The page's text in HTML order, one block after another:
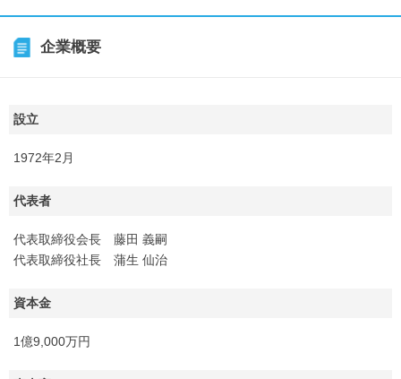
企業概要
設立
1972年2月
代表者
代表取締役会長 藤田 義嗣
代表取締役社長 蒲生 仙治
資本金
1億9,000万円